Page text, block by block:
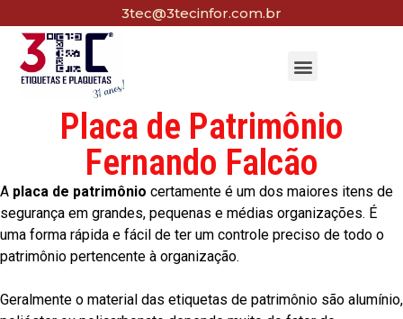
3tec@3tecinfor.com.br
Placa de Patrimônio
Fernando Falcão
A placa de patrimônio certamente é um dos maiores itens de
segurança em grandes, pequenas e médias organizações. É
uma forma rápida e fácil de ter um controle preciso de todo o
patrimônio pertencente à organização.
Geralmente o material das etiquetas de patrimônio são alumínio,